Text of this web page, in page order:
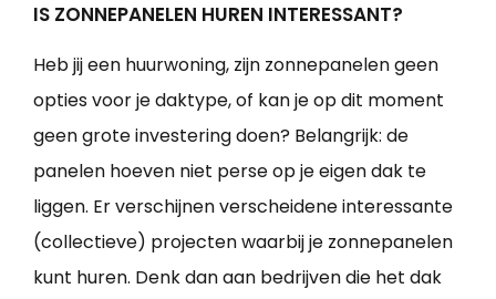
IS ZONNEPANELEN HUREN INTERESSANT?
Heb jij een huurwoning, zijn zonnepanelen geen
opties voor je daktype, of kan je op dit moment
geen grote investering doen? Belangrijk: de
panelen hoeven niet perse op je eigen dak te
liggen. Er verschijnen verscheidene interessante
(collectieve) projecten waarbij je zonnepanelen
kunt huren. Denk dan aan bedrijven die het dak